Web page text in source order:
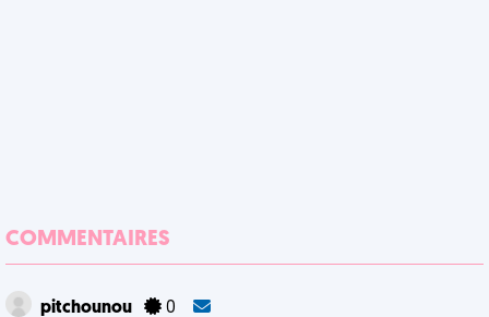
COMMENTAIRES
pitchounou 0